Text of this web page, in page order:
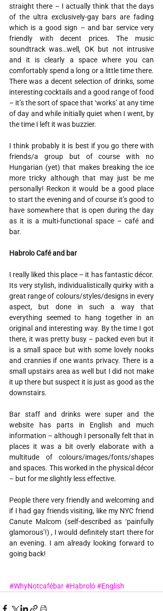
straight there – I actually think that the days
of the ultra exclusively-gay bars are fading
which is a good sign – and bar service very
friendly with decent prices. The music
soundtrack was…well, OK but not intrusive
and it is clearly a space where you can
comfortably spend a long or a little time there.
There was a decent selection of drinks, some
interesting cocktails and a good range of food
– it’s the sort of space that ‘works’ at any time
of day and while initially quiet when I went, by
the time I left it was buzzier.
I think probably it is best if you go there with
friends/a group but of course with no
Hungarian (yet) that makes breaking the ice
more tricky although that may just be me
personally! Reckon it would be a good place
to start the evening and of course it’s good to
have somewhere that is open during the day
as it is a multi-functional space – café and
bar.
Habrolo Café and bar
I really liked this place – it has fantastic décor.
Its very stylish, individualistically quirky with a
great range of colours/styles/designs in every
aspect, but done in such a way that
everything seemed to hang together in an
original and interesting way. By the time I got
there, it was pretty busy – packed even but it
is a small space but with some lovely nooks
and crannies if one wants privacy. There is a
small upstairs area as well but I did not make
it up there but suspect it is just as good as the
downstairs.
Bar staff and drinks were super and the
website has parts in English and much
information – although I personally felt that in
places it was a bit overly elaborate with a
multitude of colours/images/fonts/shapes
and spaces. This worked in the physical décor
– but for me slightly less effective.
People there very friendly and welcoming and
if I had gay friends visiting, like my NYC friend
Canute Malcom (self-described as ‘painfully
glamorous’!) , I would definitely start there for
an evening. I am already looking forward to
going back!
#WhyNotcafébar#Habroló#English